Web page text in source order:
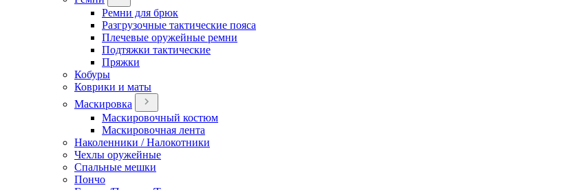
Ремни для брюк
Разгрузочные тактические пояса
Плечевые оружейные ремни
Подтяжки тактические
Пряжки
Кобуры
Коврики и маты
Маскировка
Маскировочный костюм
Маскировочная лента
Наколенники / Налокотники
Чехлы оружейные
Спальные мешки
Пончо